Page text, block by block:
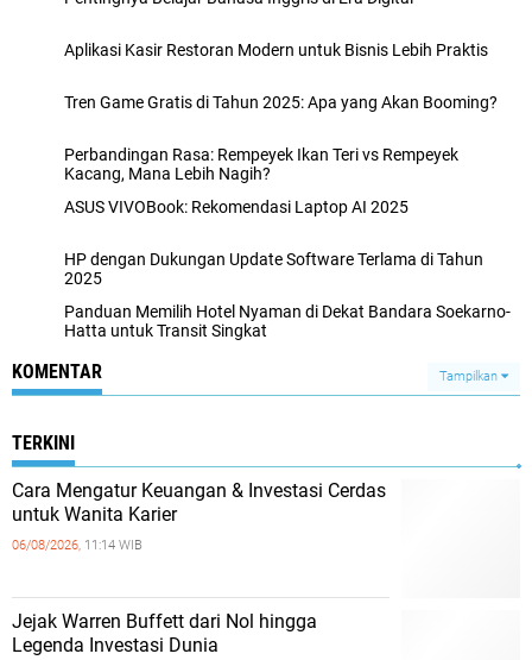
Aplikasi Kasir Restoran Modern untuk Bisnis Lebih Praktis
Tren Game Gratis di Tahun 2025: Apa yang Akan Booming?
Perbandingan Rasa: Rempeyek Ikan Teri vs Rempeyek
Kacang, Mana Lebih Nagih?
ASUS VIVOBook: Rekomendasi Laptop AI 2025
HP dengan Dukungan Update Software Terlama di Tahun
2025
Panduan Memilih Hotel Nyaman di Dekat Bandara Soekarno-
Hatta untuk Transit Singkat
KOMENTAR Tampilkan
TERKINI
Cara Mengatur Keuangan & Investasi Cerdas
untuk Wanita Karier
06/08/2026, 11:14 WIB
Jejak Warren Buffett dari Nol hingga
Legenda Investasi Dunia